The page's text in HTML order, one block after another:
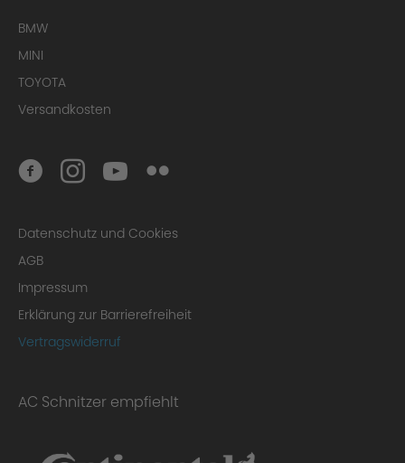
BMW
MINI
TOYOTA
Versandkosten
Datenschutz und Cookies
AGB
Impressum
Erklärung zur Barrierefreiheit
Vertragswiderruf
AC Schnitzer empfiehlt